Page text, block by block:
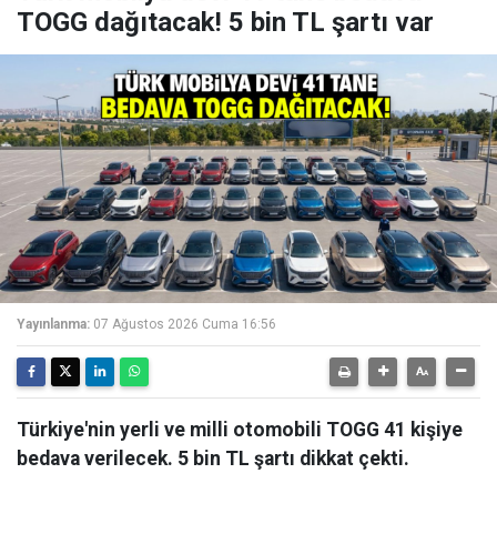
TOGG dağıtacak! 5 bin TL şartı var
Yayınlanma: 07 Ağustos 2026 Cuma 16:56
Türkiye'nin yerli ve milli otomobili TOGG 41 kişiye
bedava verilecek. 5 bin TL şartı dikkat çekti.